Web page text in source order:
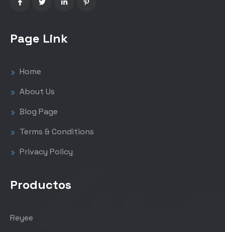
Page Link
Home
About Us
Blog Page
Terms & Conditions
Privacy Policy
Productos
Reyee